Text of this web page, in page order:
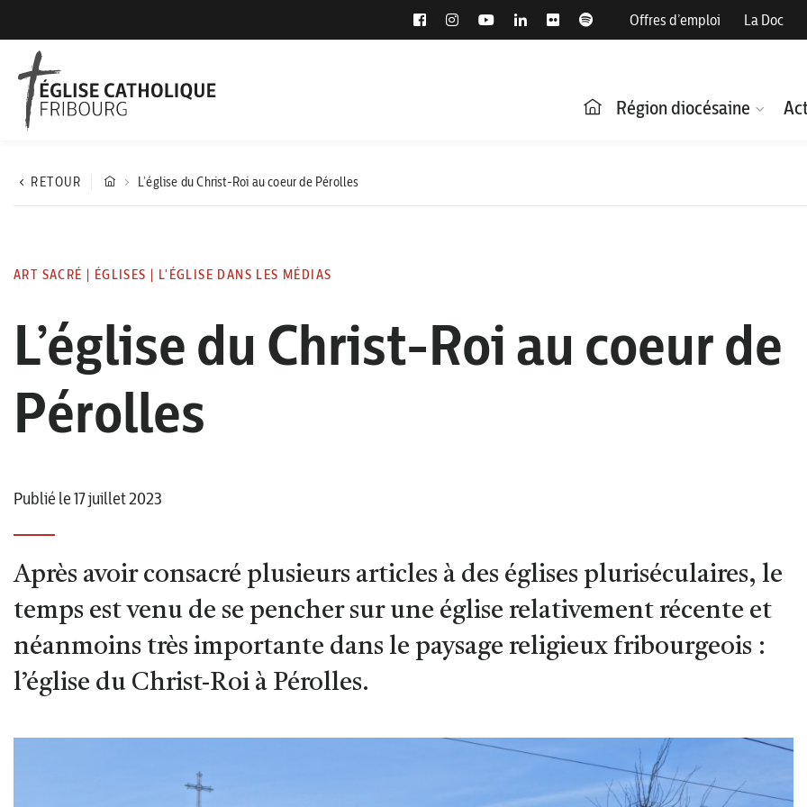
Offres d’emploi La Doc
Région diocésaine
RETOUR L’église du Christ-Roi au coeur de Pérolles
ART SACRÉ | ÉGLISES | L'ÉGLISE DANS LES MÉDIAS
L’église du Christ-Roi au coeur de
Pérolles
Publié le 17 juillet 2023
Après avoir consacré plusieurs articles à des églises pluriséculaires, le
temps est venu de se pencher sur une église relativement récente et
néanmoins très importante dans le paysage religieux fribourgeois :
l’église du Christ-Roi à Pérolles.